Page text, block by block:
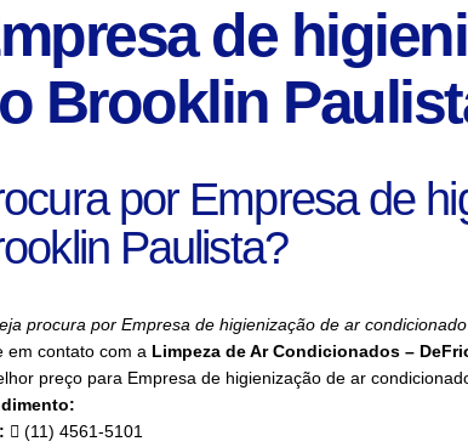
de
Brooklin
por Empresa de
Paulista?
procura por Empresa de higienização de ar
em contato com a Limpeza de Ar Condicionados –
preço para Empresa de higienização de ar
(11) 4561-5101